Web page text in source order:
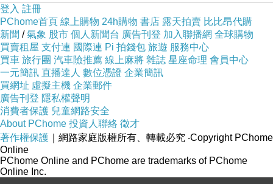
上一篇： 舞台˙人間
下一篇：吻，就可以解決的問題
登入 註冊
PChome首頁 線上購物 24h購物 書店 露天拍賣 比比昂代購
新聞 /氣象 股市 個人新聞台 廣告刊登 加入聯播網 全球購物
買賣租屋 支付連 國際連 Pi 拍錢包 旅遊 服務中心
買車 旅行團 汽車險推薦 線上麻將 雜誌 星座命理 會員中心
一元簡訊 直播達人 數位憑證 企業簡訊
買網址 虛擬主機 企業郵件
廣告刊登 隱私權聲明
消費者保護 兒童網路安全
About PChome 投資人聯絡 徵才
著作權保護 ｜網路家庭版權所有、轉載必究 ‧Copyright PChome
Online
PChome Online and PChome are trademarks of PChome
Online Inc.